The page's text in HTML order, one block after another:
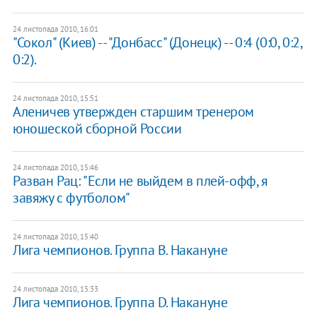
24 листопада 2010, 16:01
"Сокол" (Киев) -- "Донбасс" (Донецк) -- 0:4 (0:0, 0:2,
0:2).
24 листопада 2010, 15:51
Аленичев утвержден старшим тренером
юношеской сборной России
24 листопада 2010, 15:46
Разван Рац: "Если не выйдем в плей-офф, я
завяжу с футболом"
24 листопада 2010, 15:40
Лига чемпионов. Группа В. Накануне
24 листопада 2010, 15:33
Лига чемпионов. Группа D. Накануне